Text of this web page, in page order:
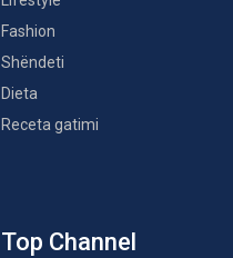
Fashion
Shëndeti
Dieta
Receta gatimi
Top Channel